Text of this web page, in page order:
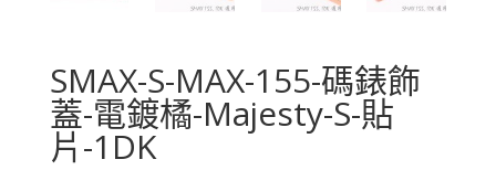
SMAX-S-MAX-155-碼錶飾
蓋-電鍍橘-Majesty-S-貼
片-1DK